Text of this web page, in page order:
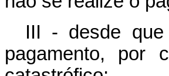
III - desde
pagamento, por